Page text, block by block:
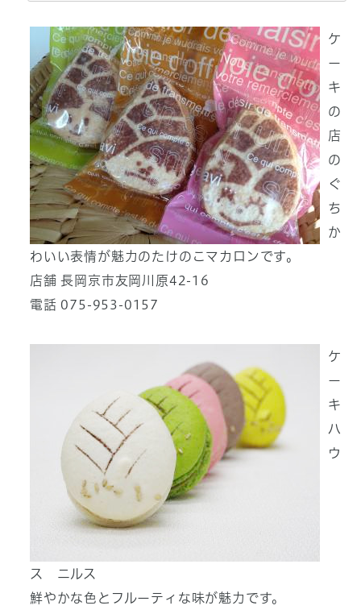
ケ
ー
キ
の
店
の
ぐ
ち
か
わいい表情が魅力のたけのこマカロンです。
店舗 長岡京市友岡川原42-16
電話 075-953-0157
ケ
ー
キ
ハ
ウ
ス ニルス
鮮やかな色とフルーティな味が魅力です。